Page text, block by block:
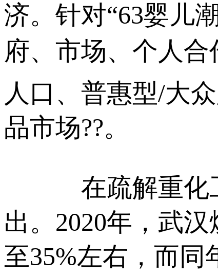
济。针对“63婴儿
府、市场、个人
人口、普惠型/大
品市场??。
在疏解重化工
出。2020年，武
至35%左右，而同